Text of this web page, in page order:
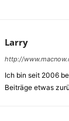
Larry
http://
Ich bin seit 2006
Beiträge etwas